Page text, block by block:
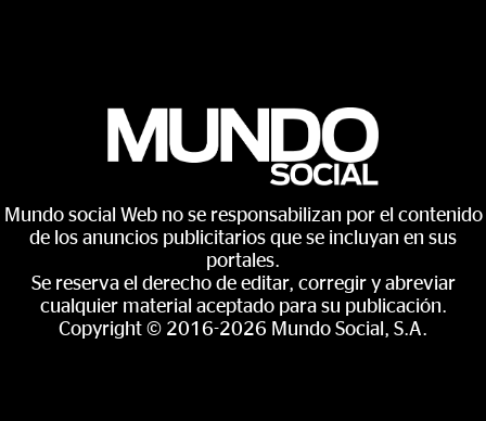
Mundo social Web no se responsabilizan por el contenido
de los anuncios publicitarios que se incluyan en sus
portales.
Se reserva el derecho de editar, corregir y abreviar
cualquier material aceptado para su publicación.
Copyright © 2016-2026 Mundo Social, S.A.